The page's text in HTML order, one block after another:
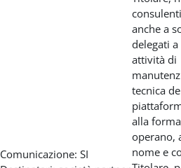
Comunicazione: SI
anche a
delegati
attività di
tecnica
alla
operano,
nome e